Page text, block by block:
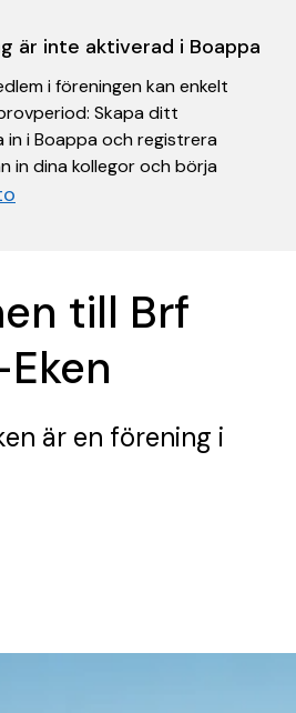
är inte aktiverad i Boappa
i föreningen kan enkelt
Skapa ditt
in i Boappa och registrera
in dina kollegor och börja
till Brf
är en förening i